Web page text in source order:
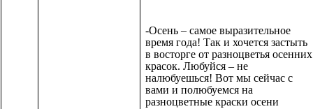
-Осень – самое выразительное
время года! Так и хочется застыть
в восторге от разноцветья осенних
красок. Любуйся – не
налюбуешься! Вот мы сейчас с
вами и полюбуемся на
разноцветные краски осени